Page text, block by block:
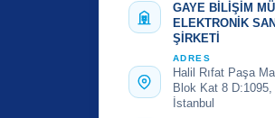
GAYE BİLİŞİM
ELEKTRONİK
ŞİRKETİ
ADRES
Halil Rıfat Paşa
Blok Kat 8
İstanbul